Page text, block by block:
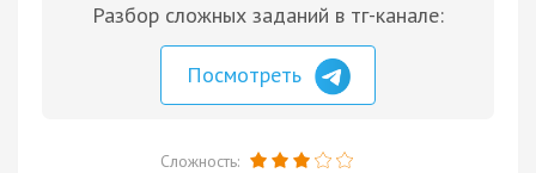
Разбор сложных заданий в тг-канале:
Посмотреть
Сложность: